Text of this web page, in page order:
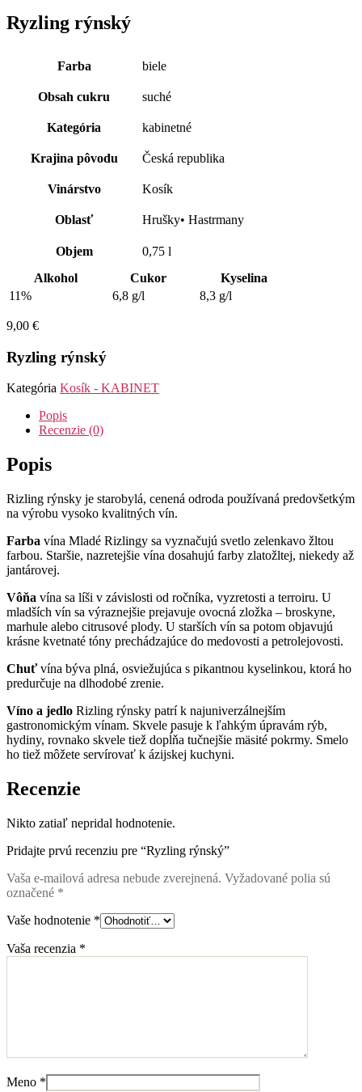
Ryzling rýnský
Farba biele
Obsah cukru suché
Kategória kabinetné
Krajina pôvodu Česká republika
Vinárstvo Kosík
Oblasť Hrušky• Hastrmany
Objem
0,75 l
Alkohol
Cukor
Kyselina
11%
6,8 g/l 8,3 g/l
9,00 €
Ryzling rýnský
Kategória Kosík - KABINET
Popis
Recenzie (0)
Popis
Rizling rýnsky je starobylá, cenená odroda používaná predovšetkým
na výrobu vysoko kvalitných vín.
Farba vína Mladé Rizlingy sa vyznačujú svetlo zelenkavo žltou
farbou. Staršie, nazretejšie vína dosahujú farby zlatožltej, niekedy až
jantárovej.
Vôňa vína sa líši v závislosti od ročníka, vyzretosti a terroiru. U
mladších vín sa výraznejšie prejavuje ovocná zložka – broskyne,
marhule alebo citrusové plody. U starších vín sa potom objavujú
krásne kvetnaté tóny prechádzajúce do medovosti a petrolejovosti.
Chuťvína býva plná, osviežujúca s pikantnou kyselinkou, ktorá ho
predurčuje na dlhodobé zrenie.
Víno a jedlo Rizling rýnsky patrí k najuniverzálnejším
gastronomickým vínam. Skvele pasuje k ľahkým úpravám rýb,
hydiny, rovnako skvele tiež dopĺňa tučnejšie mäsité pokrmy. Smelo
ho tiež môžete servírovať k ázijskej kuchyni.
Recenzie
Nikto zatiaľ nepridal hodnotenie.
Pridajte prvú recenziu pre “Ryzling rýnský”
Vaša e-mailová adresa nebude zverejnená. Vyžadované polia sú
označené *
Vaše hodnotenie *
Vaša recenzia *
Meno *